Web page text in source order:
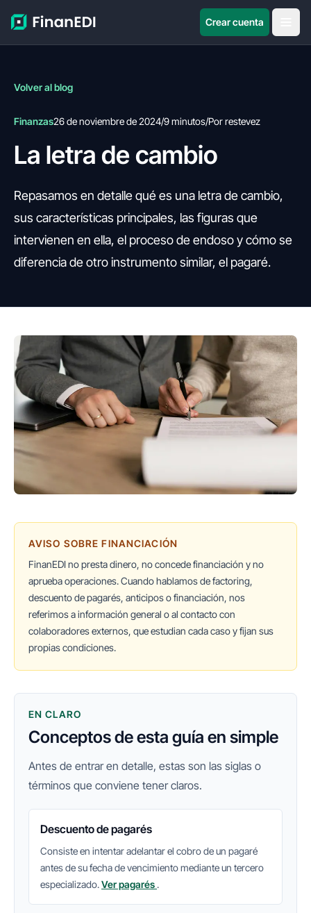
Crear cuenta
Volver al blog
Finanzas26 de noviembre de 2024/9 minutos/Por restevez
La letra de cambio
Repasamos en detalle qué es una letra de cambio,
sus características principales, las figuras que
intervienen en ella, el proceso de endoso y cómo se
diferencia de otro instrumento similar, el pagaré.
AVISO SOBRE FINANCIACIÓN
FinanEDI no presta dinero, no concede financiación y no
aprueba operaciones. Cuando hablamos de factoring,
descuento de pagarés, anticipos o financiación, nos
referimos a información general o al contacto con
colaboradores externos, que estudian cada caso y fijan sus
propias condiciones.
EN CLARO
Conceptos de esta guía en simple
Antes de entrar en detalle, estas son las siglas o
términos que conviene tener claros.
Descuento de pagarés
Consiste en intentar adelantar el cobro de un pagaré
antes de su fecha de vencimiento mediante un tercero
especializado.Ver pagarés .